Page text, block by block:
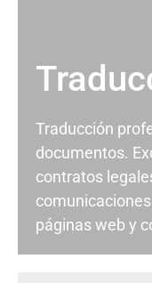
Traducción
documentos.
contratos
páginas web y